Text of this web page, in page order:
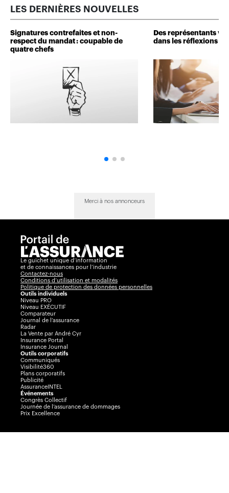
LES DERNIÈRES NOUVELLES
Signatures contrefaites et non-
respect du mandat : coupable de
quatre chefs
Des représentants
dans les réflexions de
Merci à nos annonceurs
Le guichet unique d’information
et de connaissances pour l’industrie
Contactez-nous
Conditions d’utilisation et modalités
Politique de protection des données personnelles
Outils individuels
Niveau PRO
Niveau EXÉCUTIF
Comparateur
Journal de l’assurance
Radar
La Vente par André Cyr
Insurance Portal
Insurance Journal
Outils corporatifs
Communiqués
Visibilité360
Plans corporatifs
Publicité
AssuranceINTEL
Événements
Congrès Collectif
Journée de l’assurance de dommages
Prix Excellence